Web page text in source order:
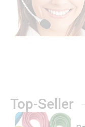
Top-Seller